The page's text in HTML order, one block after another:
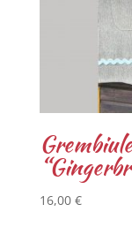
16,00 €